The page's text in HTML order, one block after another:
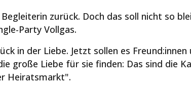
zurück. Doch das soll nicht so
Party Vollgas.
in der Liebe. Jetzt sollen es Freund:innen
große Liebe für sie finden: Das sind die
Heiratsmarkt".